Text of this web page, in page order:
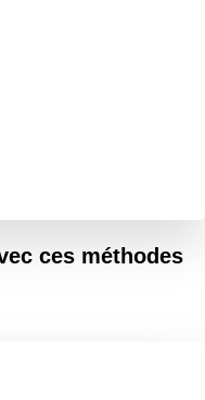
ces méthodes